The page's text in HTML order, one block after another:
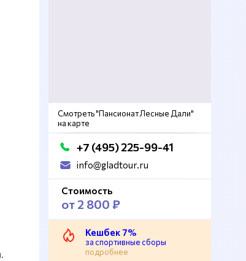
Смотреть "Пансионат Лесные Дали"
на карте
+7 (495) 225-99-41
info@gladtour.ru
Стоимость
от 2 800 ₽
Кешбек 7%
за спортивные сборы
подробнее